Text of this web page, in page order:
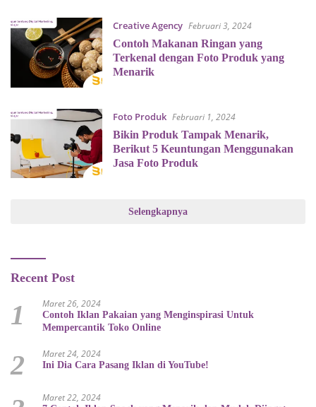
Creative Agency Februari 3, 2024
Contoh Makanan Ringan yang
Terkenal dengan Foto Produk yang
Menarik
Foto Produk Februari 1, 2024
Bikin Produk Tampak Menarik,
Berikut 5 Keuntungan Menggunakan
Jasa Foto Produk
Selengkapnya
Recent Post
1 Maret 26, 2024
Contoh Iklan Pakaian yang Menginspirasi Untuk
Mempercantik Toko Online
2 Maret 24, 2024
Ini Dia Cara Pasang Iklan di YouTube!
Maret 22, 2024